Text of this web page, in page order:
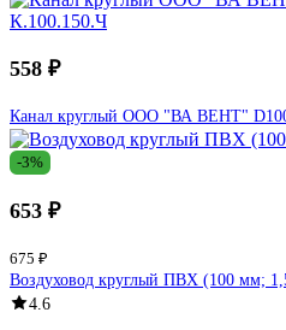
558 ₽
Канал круглый ООО "ВА ВЕНТ"
-3%
653 ₽
675 ₽
Воздуховод круглый ПВХ (100 мм;
4.6